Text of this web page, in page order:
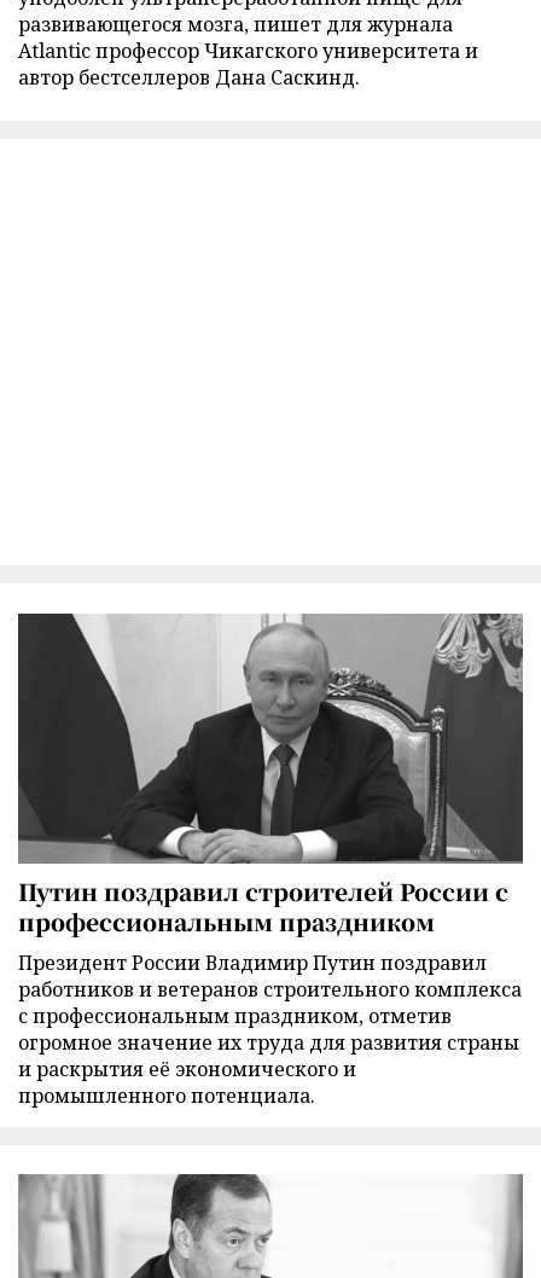
развивающегося мозга, пишет для журнала
Atlantic профессор Чикагского университета и
автор бестселлеров Дана Саскинд.
Путин поздравил строителей России с
профессиональным праздником
Президент России Владимир Путин поздравил
работников и ветеранов строительного комплекса
с профессиональным праздником, отметив
огромное значение их труда для развития страны
и раскрытия её экономического и
промышленного потенциала.